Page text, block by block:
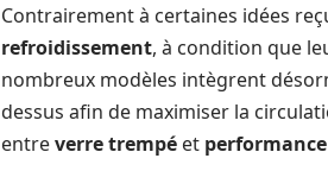
Contrairement à certaines idées
refroidissement, à condition que
nombreux modèles intègrent
dessus afin de maximiser la
entreverre trempé et